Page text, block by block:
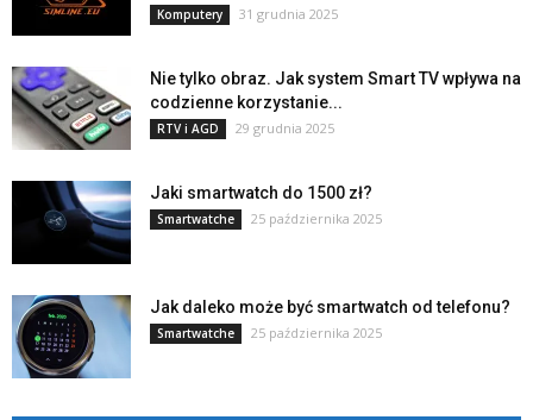
Komputery 31 grudnia 2025
Nie tylko obraz. Jak system Smart TV wpływa na
codzienne korzystanie...
RTV i AGD 29 grudnia 2025
Jaki smartwatch do 1500 zł?
Smartwatche 25 października 2025
Jak daleko może być smartwatch od telefonu?
Smartwatche 25 października 2025